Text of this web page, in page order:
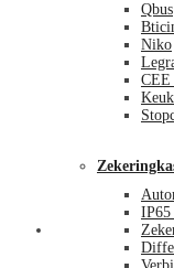
Qbus
Niko
CEE
IP65